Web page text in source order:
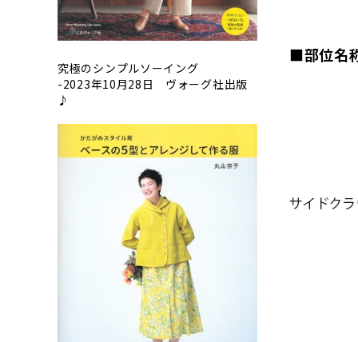
■部位名
究極のシンプルソーイング
-2023年10月28日 ヴォーグ社出版
♪